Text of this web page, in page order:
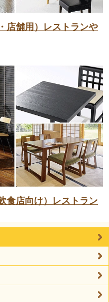
店舗用）レストランや
食店向け）レストラン